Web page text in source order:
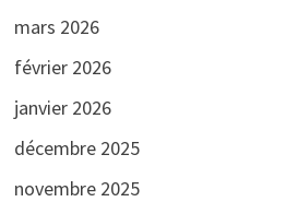
mars 2026
février 2026
janvier 2026
décembre 2025
novembre 2025